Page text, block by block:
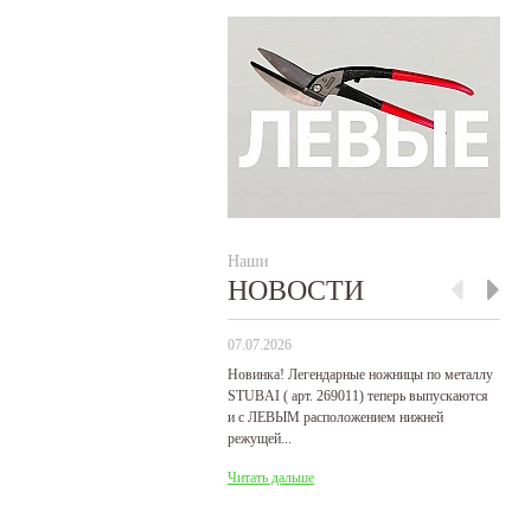
Наши
НОВОСТИ
07.07.2026
Новинка! Легендарные ножницы по металлу
STUBAI ( арт. 269011) теперь выпускаются
и с ЛЕВЫМ расположением нижней
режущей...
Читать дальше